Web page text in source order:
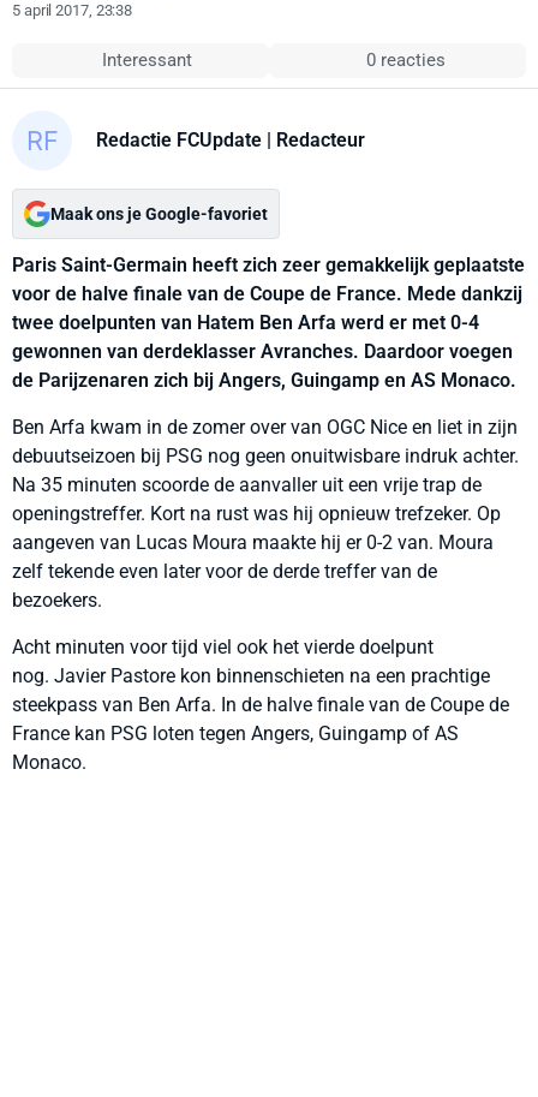
5 april 2017, 23:38
Interessant 0 reacties
Redactie FCUpdate | Redacteur
Maak ons je Google-favoriet
Paris Saint-Germain heeft zich zeer gemakkelijk geplaatste
voor de halve finale van de Coupe de France. Mede dankzij
twee doelpunten van Hatem Ben Arfa werd er met 0-4
gewonnen van derdeklasser Avranches. Daardoor voegen
de Parijzenaren zich bij Angers, Guingamp en AS Monaco.
Ben Arfa kwam in de zomer over van OGC Nice en liet in zijn
debuutseizoen bij PSG nog geen onuitwisbare indruk achter.
Na 35 minuten scoorde de aanvaller uit een vrije trap de
openingstreffer. Kort na rust was hij opnieuw trefzeker. Op
aangeven van Lucas Moura maakte hij er 0-2 van. Moura
zelf tekende even later voor de derde treffer van de
bezoekers.
Acht minuten voor tijd viel ook het vierde doelpunt
nog. Javier Pastore kon binnenschieten na een prachtige
steekpass van Ben Arfa. In de halve finale van de Coupe de
France kan PSG loten tegen Angers, Guingamp of AS
Monaco.